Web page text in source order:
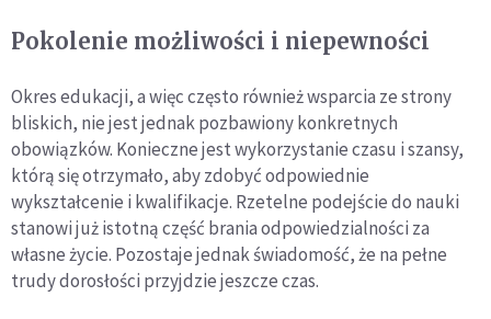
Pokolenie możliwości i niepewności
Okres edukacji, a więc często również wsparcia ze strony
bliskich, nie jest jednak pozbawiony konkretnych
obowiązków. Konieczne jest wykorzystanie czasu i szansy,
którą się otrzymało, aby zdobyć odpowiednie
wykształcenie i kwalifikacje. Rzetelne podejście do nauki
stanowi już istotną część brania odpowiedzialności za
własne życie. Pozostaje jednak świadomość, że na pełne
trudy dorosłości przyjdzie jeszcze czas.